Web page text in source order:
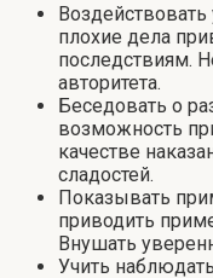
плохие дела
последствиям.
авторитета.
Беседовать о
возможность
качестве
сладостей.
Показывать
приводить
Внушать
Учить